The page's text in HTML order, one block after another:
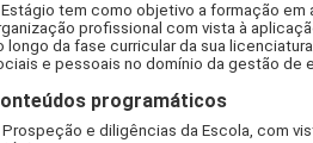
Estágio tem como objetivo a formação
profissional com vista à
longo da fase curricular da sua
e pessoais no domínio da gestão de
programáticos
Prospeção e diligências da Escola, com